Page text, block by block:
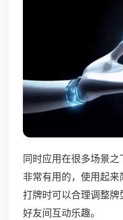
同时应用在很多场景
非常有用的，使用起
打牌时可以合理调整
好友间互动乐趣。